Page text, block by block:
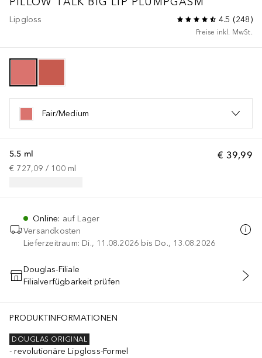
Lipgloss 4.5 (248)
Preise inkl. MwSt.
Fair/Medium
€ 39,99
5.5 ml
€ 727,09 / 100 ml
Online: auf Lager
Versandkosten
Lieferzeitraum: Di., 11.08.2026 bis Do., 13.08.2026
IN DEN WARENKORB
Douglas-Filiale
Filialverfügbarkeit prüfen
PRODUKTINFORMATIONEN
DOUGLAS ORIGINAL
revolutionäre Lipgloss-Formel